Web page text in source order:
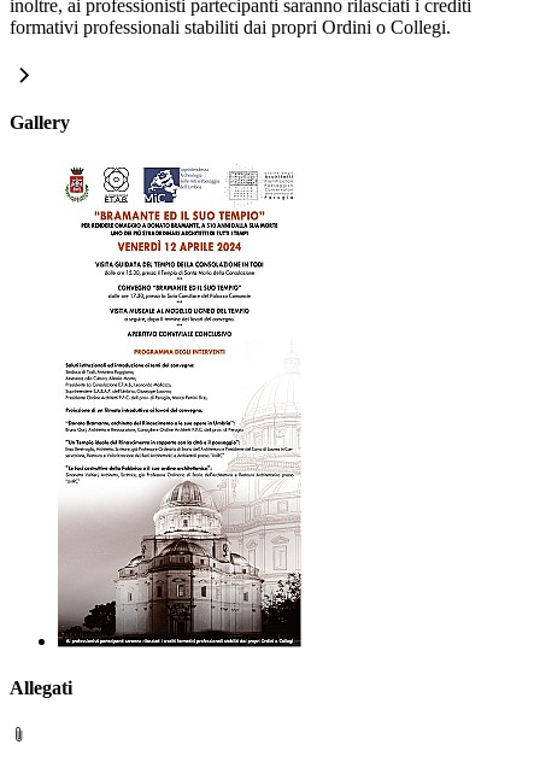
inoltre, ai professionisti partecipanti saranno rilasciati i crediti
formativi professionali stabiliti dai propri Ordini o Collegi.
Gallery
Allegati